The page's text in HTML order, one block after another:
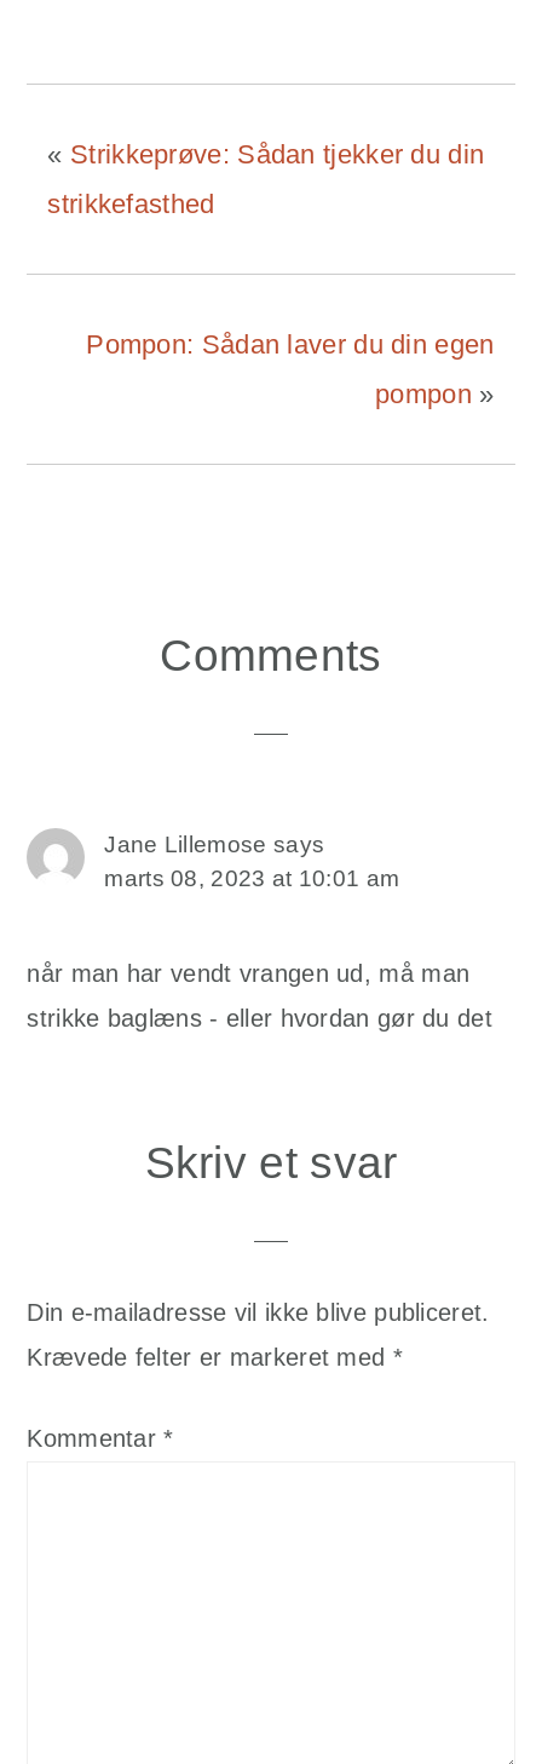
« Strikkeprøve: Sådan tjekker du din
strikkefasthed
Pompon: Sådan laver du din egen
pompon »
Comments
Jane Lillemose says
marts 08, 2023 at 10:01 am
når man har vendt vrangen ud, må man
strikke baglæns - eller hvordan gør du det
Skriv et svar
Din e-mailadresse vil ikke blive publiceret.
Krævede felter er markeret med *
Kommentar*